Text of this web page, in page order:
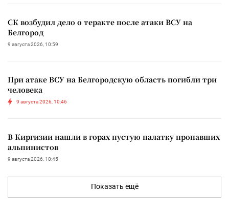
СК возбудил дело о теракте после атаки ВСУ на
Белгород
9 августа 2026, 10:59
При атаке ВСУ на Белгородскую область погибли три
человека
9 августа 2026, 10:46
В Киргизии нашли в горах пустую палатку пропавших
альпинистов
9 августа 2026, 10:45
Показать ещё